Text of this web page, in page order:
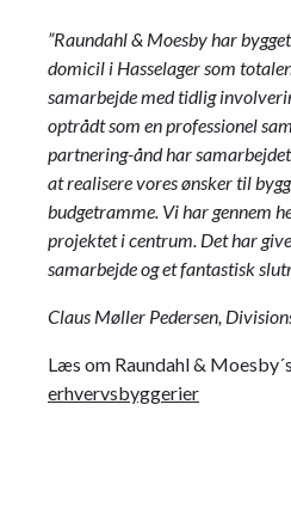
”Raundahl & Moesby har
domicil i Hasselager som
samarbejde med tidlig
optrådt som en professionel
partnering-ånd har
at realisere vores ønsker til
budgetramme. Vi har gennem
projektet i centrum. Det har
samarbejde og et fantastisk
Claus Møller Pedersen,
Læs om Raundahl &
erhvervsbyggerier